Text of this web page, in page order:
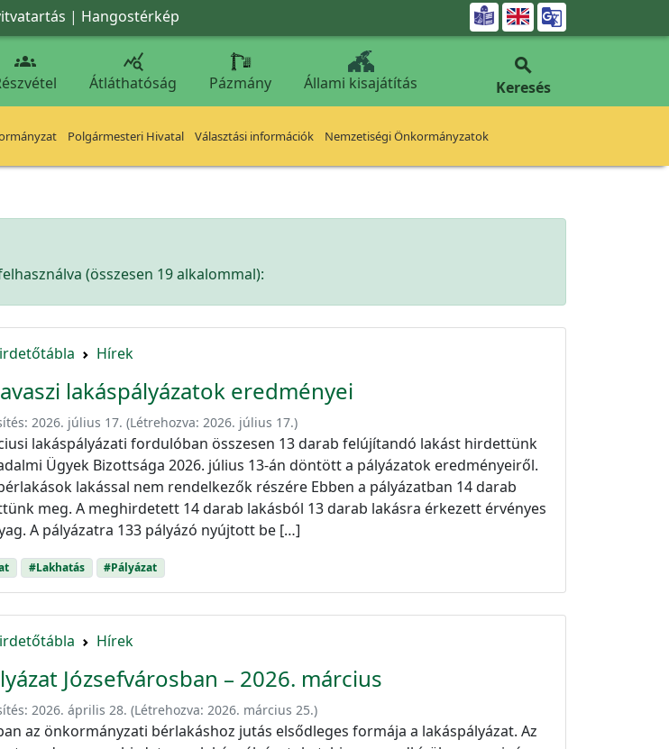
| Hangostérkép 
 
Átláthatóság Pázmány Állami kisajátítás

Keresés
Polgármesteri Hivatal Választási információk Nemzetiségi Önkormányzatok
(összesen 19 alkalommal):
Hírek
lakáspályázatok eredményei
2026. július 17. (Létrehozva:2026. július 17.)
lakáspályázati fordulóban összesen 13 darab felújítandó lakást hirdettünk
Ügyek Bizottsága 2026. július 13-án döntött a pályázatok eredményeiről.
lakással nem rendelkezők részére Ebben a pályázatban 14 darab
meg. A meghirdetett 14 darab lakásból 13 darab lakásra érkezett érvényes
A pályázatra 133 pályázó nyújtott be […]
#Lakhatás #Pályázat
Hírek
Józsefvárosban – 2026. március
2026. április 28. (Létrehozva:2026. március 25.)
az önkormányzati bérlakáshoz jutás elsődleges formája a lakáspályázat. Az